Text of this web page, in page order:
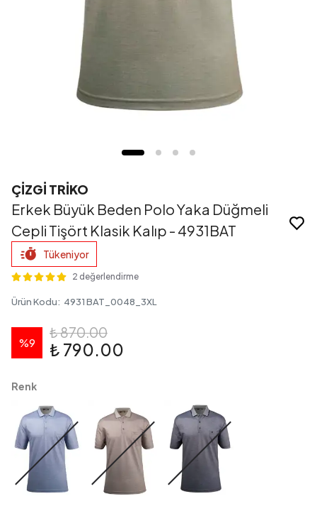
ÇİZGİ TRİKO
Erkek Büyük Beden Polo Yaka Düğmeli
Cepli Tişört Klasik Kalıp - 4931BAT
Tükeniyor
2 değerlendirme
Ürün Kodu: 4931 BAT_0048_3XL
%9
₺ 870.00
₺ 790.00
Renk